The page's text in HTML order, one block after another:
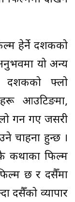
हेर्ने दर्शकको
यो अन्य
दर्शकको फ्लो
आउटिङमा,
गर्न गए जसरी
चाहना हुन्छ ।
कथाका फिल्म
छ र दसैँमा
दसैँको व्यापार